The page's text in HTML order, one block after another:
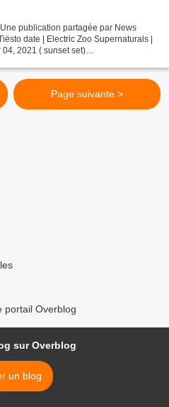
publication partagée par News
date | Electric Zoo Supernaturals |
04, 2021 ( sunset set)
Page suivante >
portail Overblog
sur Overblog
un blog